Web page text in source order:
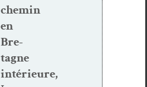
chemin
en
Bre­
tagne
intérieure,